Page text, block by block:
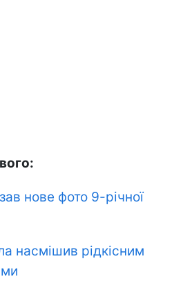
нове фото 9-річної
насмішив рідкісним